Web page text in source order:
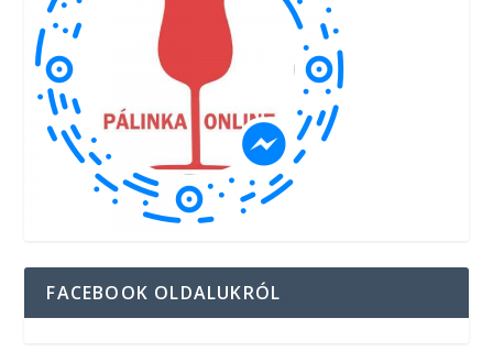
FACEBOOK OLDALUKRÓL